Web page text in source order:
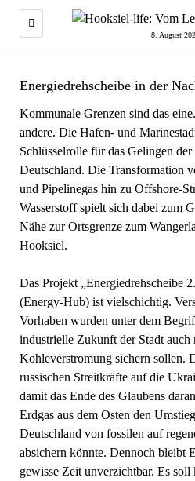
8. August
Energiedrehscheibe in der
Kommunale Grenzen sind das
andere. Die Hafen- und
Schlüsselrolle für das Gelingen
Deutschland. Die Transformation
und Pipelinegas hin zu Offshore-
Wasserstoff spielt sich dabei zum
Nähe zur Ortsgrenze zum
Hooksiel.
Das Projekt „Energiedrehscheibe
(Energy-Hub) ist vielschichtig.
Vorhaben wurden unter dem
industrielle Zukunft der Stadt auch
Kohleverstromung sichern sollen.
russischen Streitkräfte auf die
damit das Ende des Glaubens
Erdgas aus dem Osten den
Deutschland von fossilen auf
absichern könnte. Dennoch bleibt
gewisse Zeit unverzichtbar. Es